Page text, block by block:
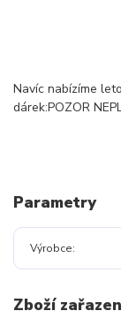
Navíc nabízíme
dárek:POZOR
Parametry
Výrobce
Zboží